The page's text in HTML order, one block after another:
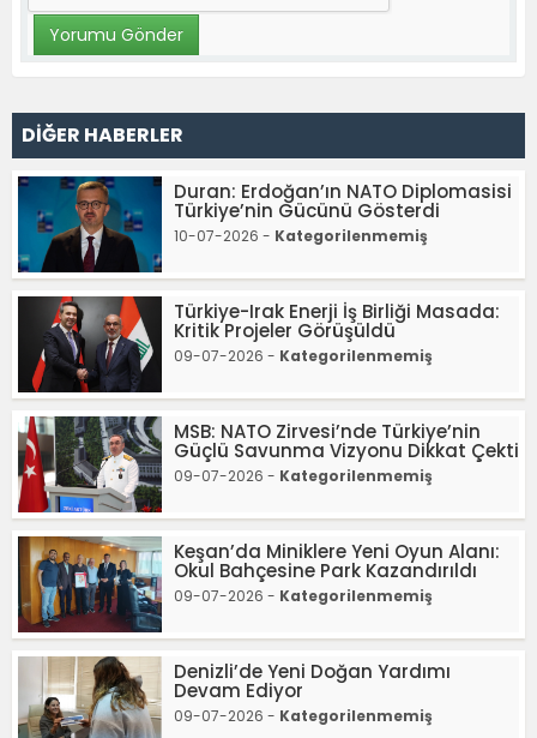
DİĞER HABERLER
Duran: Erdoğan’ın NATO Diplomasisi
Türkiye’nin Gücünü Gösterdi
10-07-2026 - Kategorilenmemiş
Türkiye-Irak Enerji İş Birliği Masada:
Kritik Projeler Görüşüldü
09-07-2026 - Kategorilenmemiş
MSB: NATO Zirvesi’nde Türkiye’nin
Güçlü Savunma Vizyonu Dikkat Çekti
09-07-2026 - Kategorilenmemiş
Keşan’da Miniklere Yeni Oyun Alanı:
Okul Bahçesine Park Kazandırıldı
09-07-2026 - Kategorilenmemiş
Denizli’de Yeni Doğan Yardımı
Devam Ediyor
09-07-2026 - Kategorilenmemiş